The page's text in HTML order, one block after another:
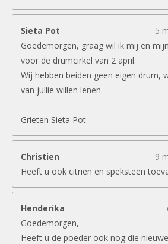
Sieta Pot
5
Goedemorgen, graag wil ik mij en
voor de drumcirkel van 2 april.
Wij hebben beiden geen eigen drum,
van jullie willen lenen.
Grieten Sieta Pot
Christien
9
Heeft u ook citrien en speksteen
Henderika
Goedemorgen,
Heeft u de poeder ook nog die